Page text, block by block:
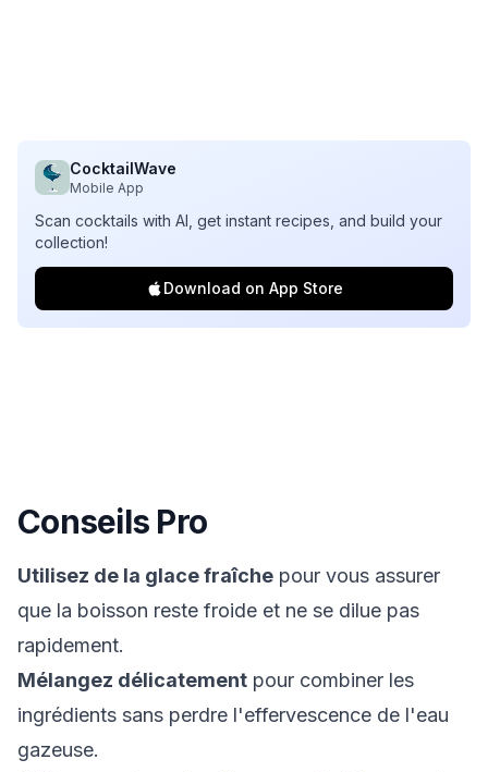
CocktailWave
Mobile App
Scan cocktails with AI, get instant recipes, and build your
collection!
Download on App Store
Conseils Pro
Utilisez de la glace fraîche pour vous assurer
que la boisson reste froide et ne se dilue pas
rapidement.
Mélangez délicatement pour combiner les
ingrédients sans perdre l'effervescence de l'eau
gazeuse.